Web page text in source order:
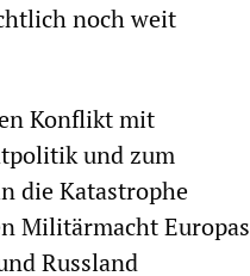
noch weit
Konflikt mit
und zum
die Katastrophe
Militärmacht Europas
Russland